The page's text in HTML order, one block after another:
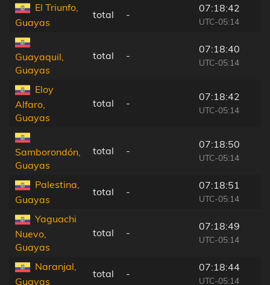
El Triunfo,
Guayas
total -
07:18:42
UTC-05:14
Guayaquil,
Guayas
total -
07:18:40
UTC-05:14
Eloy
Alfaro,
Guayas
total -
07:18:42
UTC-05:14
Samborondón,
Guayas
total -
07:18:50
UTC-05:14
Palestina,
Guayas
total -
07:18:51
UTC-05:14
Yaguachi
Nuevo,
Guayas
total -
07:18:49
UTC-05:14
Naranjal,
Guayas
total -
07:18:44
UTC-05:14